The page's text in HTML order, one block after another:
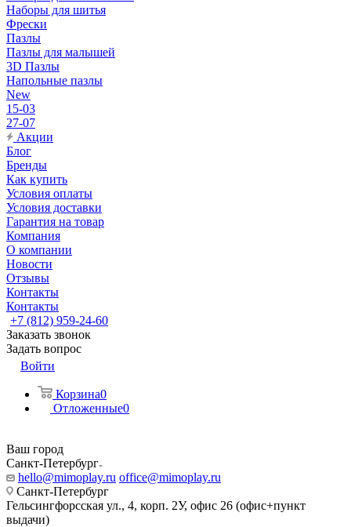
Наборы для шитья
Фрески
Пазлы
Пазлы для малышей
3D Пазлы
Напольные пазлы
New
15-03
27-07
Акции
Блог
Бренды
Как купить
Условия оплаты
Условия доставки
Гарантия на товар
Компания
О компании
Новости
Отзывы
Контакты
Контакты
+7 (812) 959-24-60
Заказать звонок
Задать вопрос
Войти
Корзина0
Отложенные0
Ваш город
Санкт-Петербург
hello@mimoplay.ru office@mimoplay.ru
Санкт-Петербург
Гельсингфорсская ул., 4, корп. 2У, офис 26 (офис+пункт
выдачи)